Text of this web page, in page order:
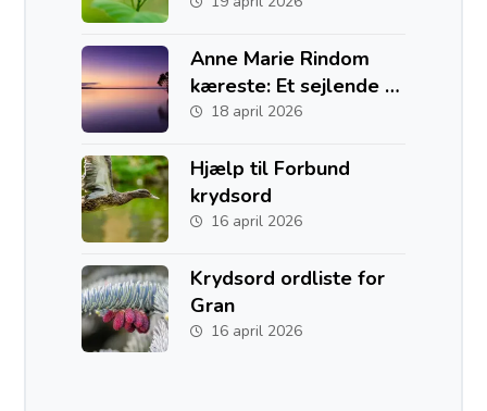
Anne Marie Rindom
kæreste: Et sejlende liv
med to hjem i Danmark
18 april 2026
Hjælp til Forbund
krydsord
16 april 2026
Krydsord ordliste for
Gran
16 april 2026